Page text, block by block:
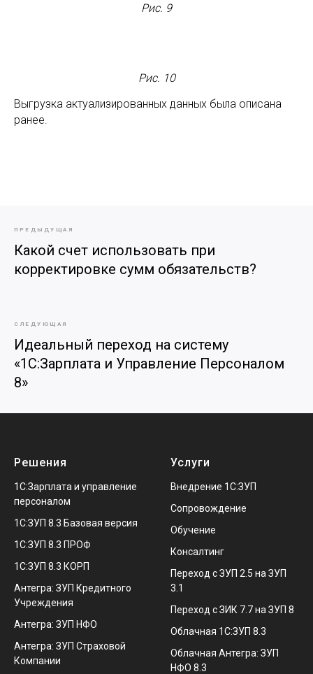
Рис. 9
Рис. 10
Выгрузка актуализированных данных была описана
ранее.
ПРЕДЫДУЩАЯ
Какой счет использовать при
корректировке сумм обязательств?
СЛЕДУЮЩАЯ
Идеальный переход на систему
«1С:Зарплата и Управление Персоналом
8»
Решения
1С:Зарплата и управление
персоналом
1С:ЗУП 8.3 Базовая версия
1С:ЗУП 8.3 ПРОФ
1С:ЗУП 8.3 КОРП
Антегра: ЗУП Кредитного
Учреждения
Антегра: ЗУП НФО
Антегра: ЗУП Страховой
Компании
Услуги
Внедрение 1С:ЗУП
Сопровождение
Обучение
Консалтинг
Переход с ЗУП 2.5 на ЗУП
3.1
Переход с ЗИК 7.7 на ЗУП 8
Облачная 1С:ЗУП 8.3
Облачная Антегра: ЗУП
НФО 8.3